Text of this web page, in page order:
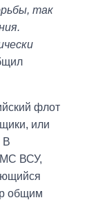
так
флот
или
В
ВСУ,
общим